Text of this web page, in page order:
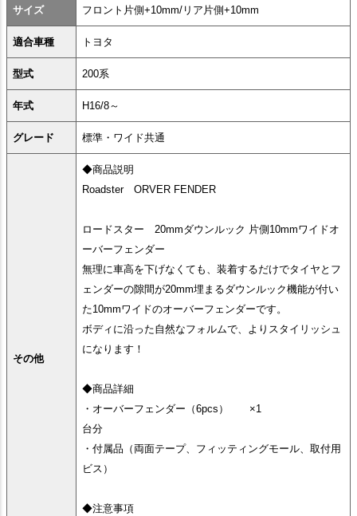
サイズ フロント片側+10mm/リア片側+10mm
適合車種 トヨタ
型式 200系
年式 H16/8～
グレード 標準・ワイド共通
その他
◆商品説明
Roadster ORVER FENDER
ロードスター 20mmダウンルック 片側10mmワイドオ
ーバーフェンダー
無理に車高を下げなくても、装着するだけでタイヤとフ
ェンダーの隙間が20mm埋まるダウンルック機能が付い
た10mmワイドのオーバーフェンダーです。
ボディに沿った自然なフォルムで、よりスタイリッシュ
になります！
◆商品詳細
・オーバーフェンダー（6pcs） ×1
台分
・付属品（両面テープ、フィッティングモール、取付用
ビス）
◆注意事項